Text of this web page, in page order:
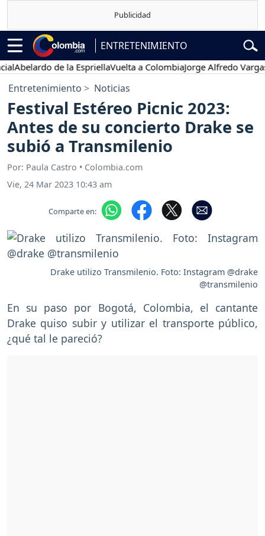
ENTRETENIMIENTO
de la EspriellaVuelta a ColombiaJorge Alfredo Vargas
Entretenimiento Noticias
Festival Estéreo Picnic 2023:
Antes de su concierto Drake se
subió a Transmilenio
Por: Paula Castro • Colombia.com
Vie, 24 Mar 2023 10:43 am
Comparte en:
Drake utilizo Transmilenio. Foto: Instagram @drake
@transmilenio
En su paso por Bogotá, Colombia, el cantante
Drake quiso subir y utilizar el transporte público,
¿qué tal le pareció?